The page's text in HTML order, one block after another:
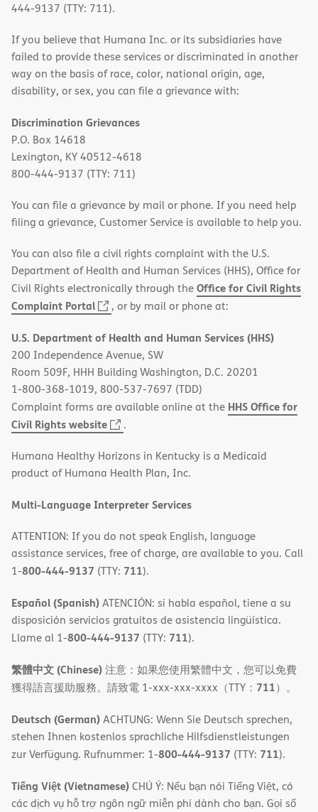
444-9137 (TTY: 711).
If you believe that Humana Inc. or its subsidiaries have
failed to provide these services or discriminated in another
way on the basis of race, color, national origin, age,
disability, or sex, you can file a grievance with:
Discrimination Grievances
P.O. Box 14618
Lexington, KY 40512-4618
800-444-9137 (TTY: 711)
You can file a grievance by mail or phone. If you need help
filing a grievance, Customer Service is available to help you.
You can also file a civil rights complaint with the U.S.
Department of Health and Human Services (HHS), Office for
Civil Rights electronically through theOffice for Civil Rights
Complaint Portal
(opens
new
window)
, or by mail or phone at:
U.S. Department of Health and Human Services (HHS)
200 Independence Avenue, SW
Room 509F, HHH Building Washington, D.C. 20201
1-800-368-1019, 800-537-7697 (TDD)
Complaint forms are available online at the HHS Office for
Civil Rights website
(opens
new
window)
.
Humana Healthy Horizons in Kentucky is a Medicaid
product of Humana Health Plan, Inc.
Multi-Language Interpreter Services
ATTENTION: If you do not speak English, language
assistance services, free of charge, are available to you. Call
1-800-444-9137 (TTY: 711).
Español (Spanish)ATENCIÓN: si habla español, tiene a su
disposición servicios gratuitos de asistencia lingüística.
Llame al 1-800-444-9137 (TTY: 711).
繁體中文 (Chinese)注意：如果您使用繁體中文，您可以免費
獲得語言援助服務。請致電 1-xxx-xxx-xxxx（TTY： 711）。
Deutsch (German)ACHTUNG: Wenn Sie Deutsch sprechen,
stehen Ihnen kostenlos sprachliche Hilfsdienstleistungen
zur Verfügung. Rufnummer: 1-800-444-9137 (TTY: 711).
Tiếng Việt (Vietnamese)CHÚ Ý: Nếu bạn nói Tiếng Việt, có
các dịch vụ hỗ trợ ngôn ngữ miễn phí dành cho bạn. Gọi số